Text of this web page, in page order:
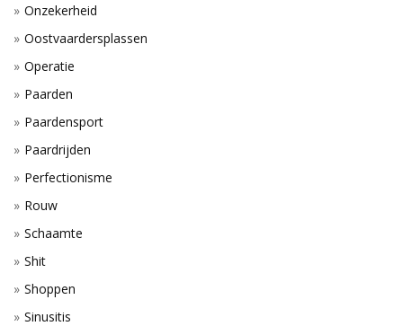
Onzekerheid
Oostvaardersplassen
Operatie
Paarden
Paardensport
Paardrijden
Perfectionisme
Rouw
Schaamte
Shit
Shoppen
Sinusitis